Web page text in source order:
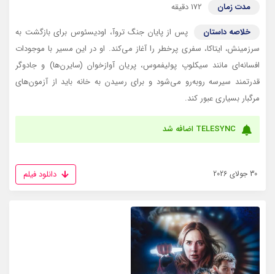
مدت زمان
172 دقیقه
خلاصه داستان
پس از پایان جنگ تروآ، اودیسئوس برای بازگشت به
سرزمینش، ایتاکا، سفری پرخطر را آغاز می‌کند. او در این مسیر با موجودات
افسانه‌ای مانند سیکلوپ پولیفموس، پریان آوازخوان (سایرن‌ها) و جادوگر
قدرتمند سیرسه روبه‌رو می‌شود و برای رسیدن به خانه باید از آزمون‌های
مرگبار بسیاری عبور کند.
TELESYNC اضافه شد
30 جولای 2026 دانلود فیلم